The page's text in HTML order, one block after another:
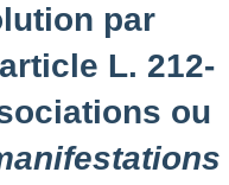
par
L. 212-
ou